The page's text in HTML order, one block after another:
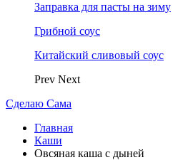
Заправка для пасты на зиму
Грибной соус
Китайский сливовый соус
Prev Next
Сделаю Сама
Главная
Каши
Овсяная каша с дыней